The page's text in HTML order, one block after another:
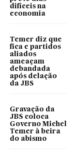
difíceis na
economia
Temer diz que
fica e partidos
aliados
ameaçam
debandada
após delação
da JBS
Gravação da
JBS coloca
Governo Michel
Temer à beira
do abismo